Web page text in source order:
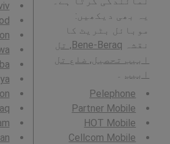
یہ بھی دیکھیں:
موبائل بٹریٹ کا
نقشہ
Bene-Beraq, تل
ابیب تحصیل, ضلع تل
ابیب ۔
Pelephone
Partner Mobile
HOT Mobile
Cellcom Mobile